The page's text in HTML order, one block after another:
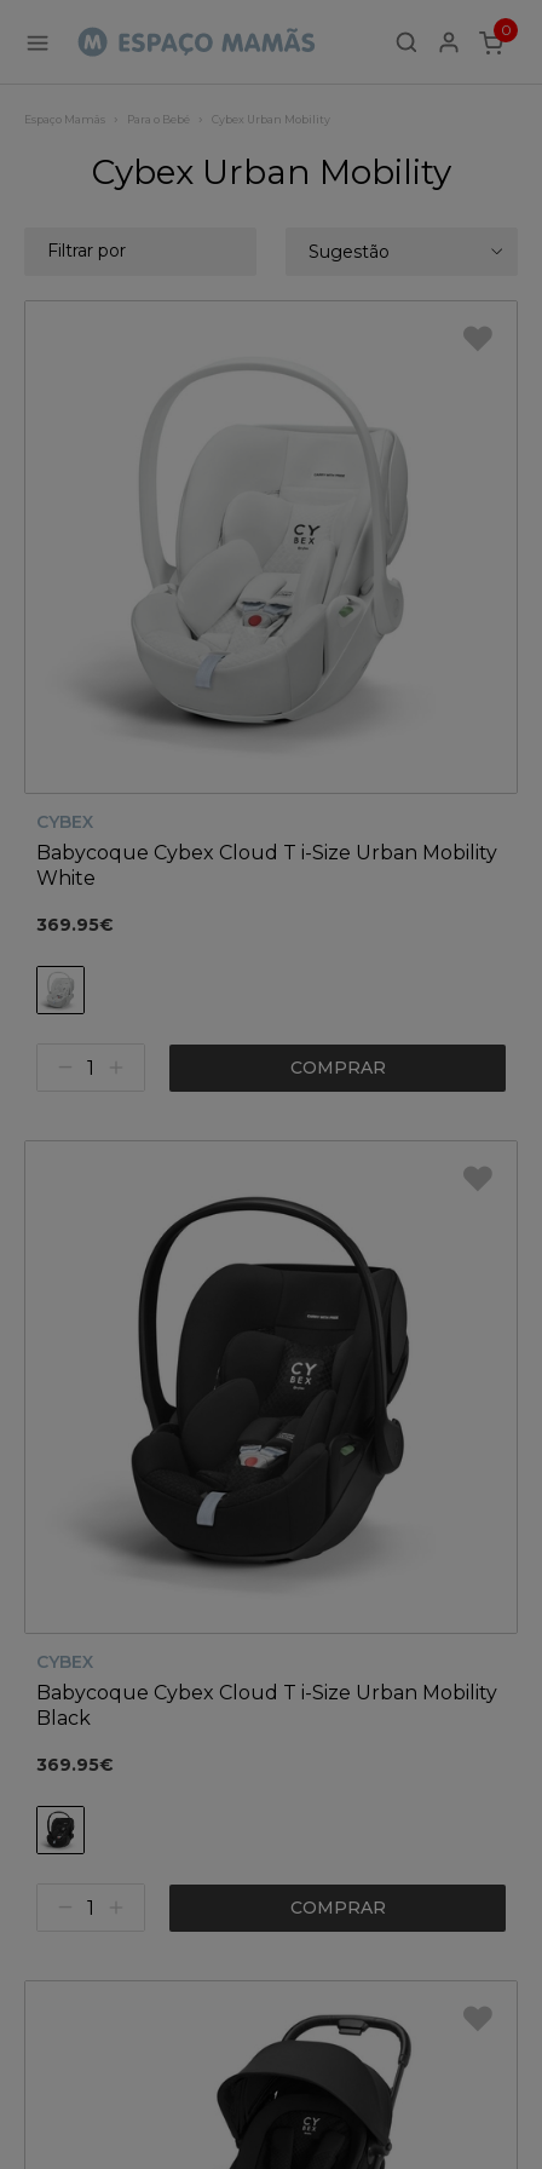
0
ITEMS
Espaço Mamãs Para o Bebé Cybex Urban Mobility
Cybex Urban Mobility
Sugestão
Filtrar por
CYBEX
Babycoque Cybex Cloud T i-Size Urban Mobility
White
369.95€
COMPRAR
CYBEX
Babycoque Cybex Cloud T i-Size Urban Mobility
Black
369.95€
COMPRAR